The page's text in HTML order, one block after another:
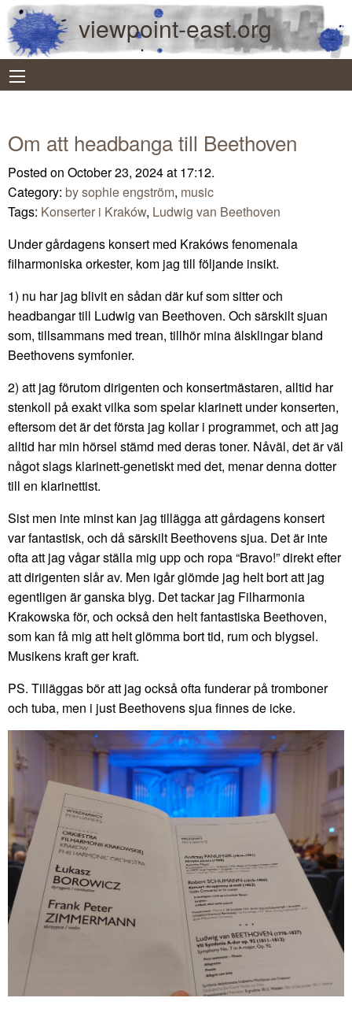
viewpoint-east.org
Om att headbanga till Beethoven
Posted on October 23, 2024 at 17:12.
Category: by sophie engström, music
Tags: Konserter i Kraków, Ludwig van Beethoven
Under gårdagens konsert med Krakóws fenomenala
filharmoniska orkester, kom jag till följande insikt.
1) nu har jag blivit en sådan där kuf som sitter och
headbangar till Ludwig van Beethoven. Och särskilt sjuan
som, tillsammans med trean, tillhör mina älsklingar bland
Beethovens symfonier.
2) att jag förutom dirigenten och konsertmästaren, alltid har
stenkoll på exakt vilka som spelar klarinett under konserten,
eftersom det är det första jag kollar i programmet, och att jag
alltid har min hörsel stämd med deras toner. Nåväl, det är väl
något slags klarinett-genetiskt med det, menar denna dotter
till en klarinettist.
Sist men inte minst kan jag tillägga att gårdagens konsert
var fantastisk, och då särskilt Beethovens sjua. Det är inte
ofta att jag vågar ställa mig upp och ropa “Bravo!” direkt efter
att dirigenten slår av. Men igår glömde jag helt bort att jag
egentligen är ganska blyg. Det tackar jag Filharmonia
Krakowska för, och också den helt fantastiska Beethoven,
som kan få mig att helt glömma bort tid, rum och blygsel.
Musikens kraft ger kraft.
PS. Tilläggas bör att jag också ofta funderar på tromboner
och tuba, men i just Beethovens sjua finnes de icke.